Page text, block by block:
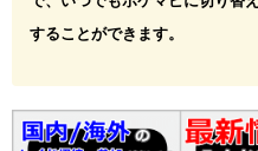
することができます。